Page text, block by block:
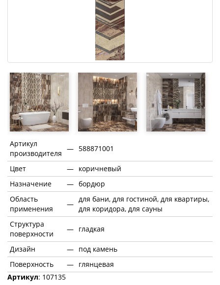
Артикул
производителя
— 588871001
Цвет — коричневый
Назначение
— бордюр
Область
применения
—
для бани, для гостиной, для квартиры,
для коридора, для сауны
Структура
поверхности
— гладкая
Дизайн — под камень
Поверхность
— глянцевая
Артикул: 107135